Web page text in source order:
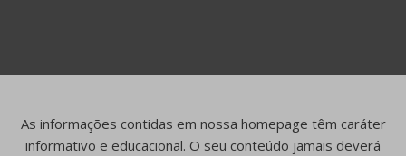
As informações contidas em nossa homepage têm caráter
informativo e educacional. O seu conteúdo jamais deverá